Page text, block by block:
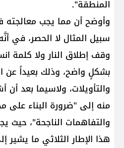
المنطقة".
وأوضح أن مما يجب معالجته
سبيل المثال لا الحصر، في
وقف إطلاق النار ولا كلمة
بشكلٍ واضح، وذلك بعيداً عن
والتأويلات، ولاسيما بعد أن
منه إلى "ضرورة البناء على
والتفاهمات الناجحة"،
هذا الإطار الثلاثي ما يشير